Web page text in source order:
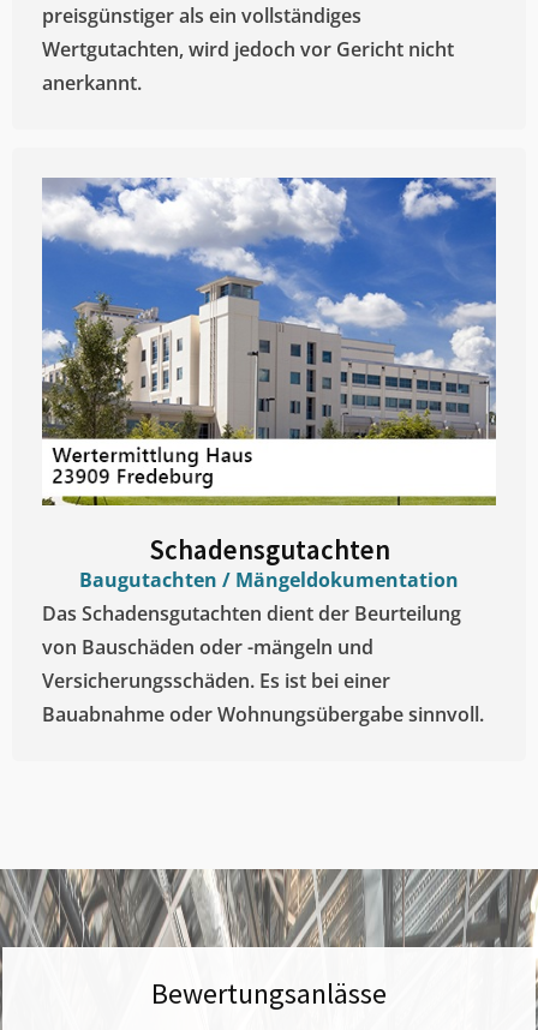
preisgünstiger als ein vollständiges
Wertgutachten, wird jedoch vor Gericht nicht
anerkannt.
Schadensgutachten
Baugutachten / Mängeldokumentation
Das Schadensgutachten dient der Beurteilung
von Bauschäden oder -mängeln und
Versicherungsschäden. Es ist bei einer
Bauabnahme oder Wohnungsübergabe sinnvoll.
Bewertungsanlässe